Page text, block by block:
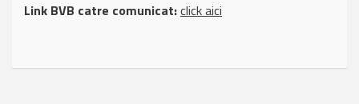
Link BVB catre comunicat:click aici